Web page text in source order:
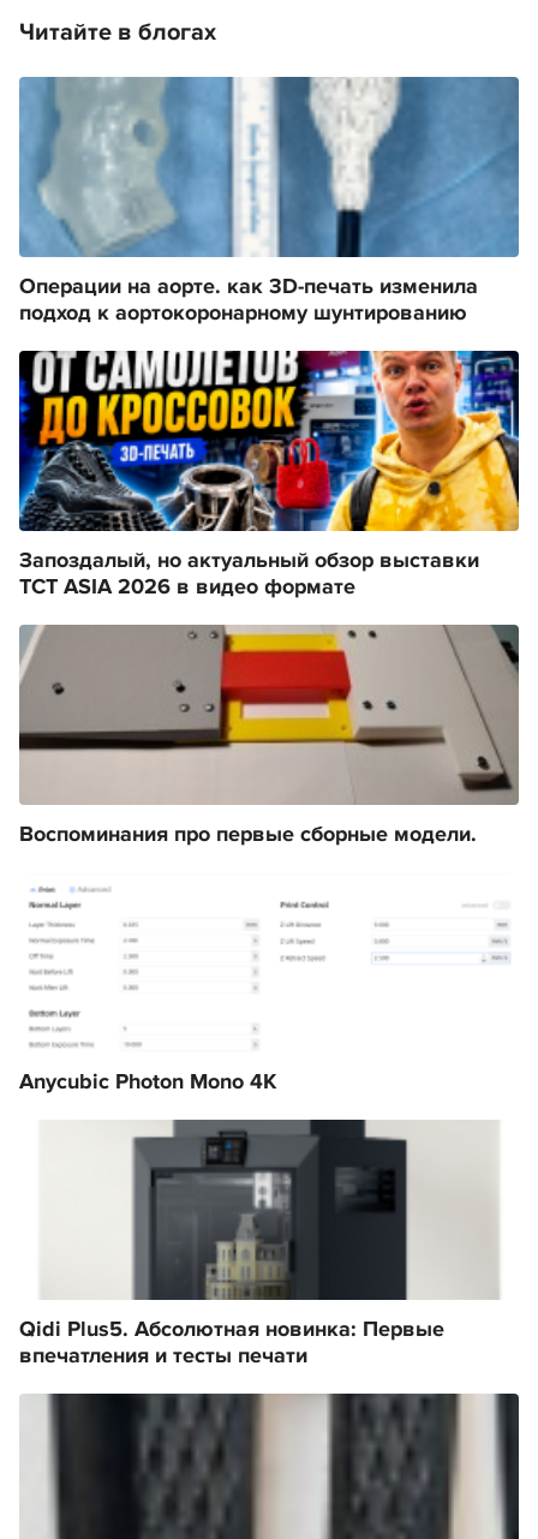
Читайте в блогах
Операции на аорте. как 3D-печать изменила
подход к аортокоронарному шунтированию
Запоздалый, но актуальный обзор выставки
TCT ASIA 2026 в видео формате
Воспоминания про первые сборные модели.
Anycubic Photon Mono 4K
Qidi Plus5. Абсолютная новинка: Первые
впечатления и тесты печати